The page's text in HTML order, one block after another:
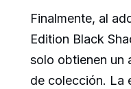
Finalmente, al
Edition Black
solo obtienen un
de colección. La